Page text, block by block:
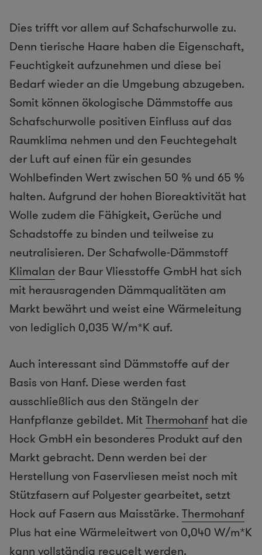
Dies trifft vor allem auf Schafschurwolle zu.
Denn tierische Haare haben die Eigenschaft,
Feuchtigkeit aufzunehmen und diese bei
Bedarf wieder an die Umgebung abzugeben.
Somit können ökologische Dämmstoffe aus
Schafschurwolle positiven Einfluss auf das
Raumklima nehmen und den Feuchtegehalt
der Luft auf einen für ein gesundes
Wohlbefinden Wert zwischen 50 % und 65 %
halten. Aufgrund der hohen Bioreaktivität hat
Wolle zudem die Fähigkeit, Gerüche und
Schadstoffe zu binden und teilweise zu
neutralisieren. Der Schafwolle-Dämmstoff
Klimalan der Baur Vliesstoffe GmbH hat sich
mit herausragenden Dämmqualitäten am
Markt bewährt und weist eine Wärmeleitung
von lediglich 0,035 W/m*K auf.
Auch interessant sind Dämmstoffe auf der
Basis von Hanf. Diese werden fast
ausschließlich aus den Stängeln der
Hanfpflanze gebildet. MitThermohanf hat die
Hock GmbH ein besonderes Produkt auf den
Markt gebracht. Denn werden bei der
Herstellung von Faservliesen meist noch mit
Stützfasern auf Polyester gearbeitet, setzt
Hock auf Fasern aus Maisstärke. Thermohanf
Plus hat eine Wärmeleitwert von 0,040 W/m*K
kann vollständig recycelt werden.